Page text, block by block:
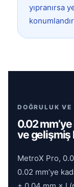
yıpranırsa
DOĞRULUK VE
0.02
ve gelişmiş
MetroX Pro,
0.02 mm’ye